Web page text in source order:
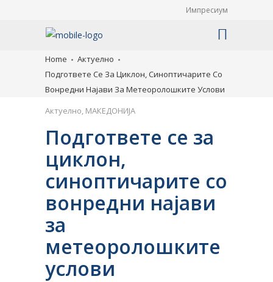
Импресиум
Home
Актуелно
Подгответе Се За Циклон, Синоптичарите Со
Вонредни Најави За Метеоролошките Услови
Актуелно, МАКЕДОНИЈА
Подгответе се за
циклон,
синоптичарите со
вонредни најави
за
метеоролошките
услови